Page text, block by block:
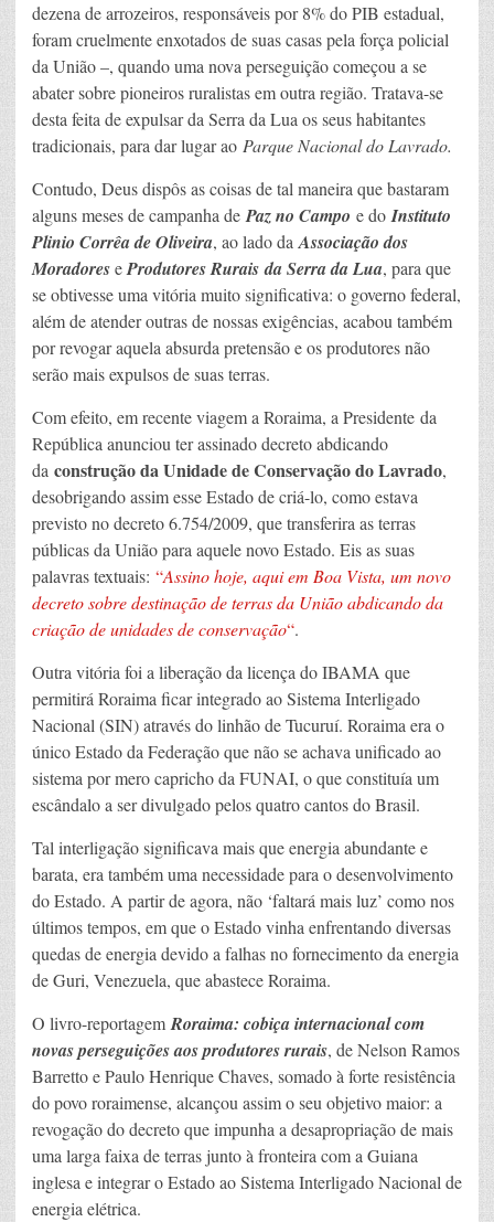
dezena de arrozeiros, responsáveis por 8% do PIB estadual,
foram cruelmente enxotados de suas casas pela força policial
da União –, quando uma nova perseguição começou a se
abater sobre pioneiros ruralistas em outra região. Tratava-se
desta feita de expulsar da Serra da Lua os seus habitantes
tradicionais, para dar lugar ao Parque Nacional do Lavrado.
Contudo, Deus dispôs as coisas de tal maneira que bastaram
alguns meses de campanha dePaz no Campo e doInstituto
Plinio Corrêa de Oliveira, ao lado daAssociação dos
MoradoreseProdutores Rurais da Serra da Lua, para que
se obtivesse uma vitória muito significativa: o governo federal,
além de atender outras de nossas exigências, acabou também
por revogar aquela absurda pretensão e os produtores não
serão mais expulsos de suas terras.
Com efeito, em recente viagem a Roraima, a Presidente da
República anunciou ter assinado decreto abdicando
da construção da Unidade de Conservação do Lavrado,
desobrigando assim esse Estado de criá-lo, como estava
previsto no decreto 6.754/2009, que transferira as terras
públicas da União para aquele novo Estado. Eis as suas
palavras textuais: “Assino hoje, aqui em Boa Vista, um novo
decreto sobre destinação de terras da União abdicando da
criação de unidades de conservação“.
Outra vitória foi a liberação da licença do IBAMA que
permitirá Roraima ficar integrado ao Sistema Interligado
Nacional (SIN) através do linhão de Tucuruí. Roraima era o
único Estado da Federação que não se achava unificado ao
sistema por mero capricho da FUNAI, o que constituía um
escândalo a ser divulgado pelos quatro cantos do Brasil.
Tal interligação significava mais que energia abundante e
barata, era também uma necessidade para o desenvolvimento
do Estado. A partir de agora, não ‘faltará mais luz’ como nos
últimos tempos, em que o Estado vinha enfrentando diversas
quedas de energia devido a falhas no fornecimento da energia
de Guri, Venezuela, que abastece Roraima.
O livro-reportagemRoraima: cobiça internacional com
novas perseguições aos produtores rurais, de Nelson Ramos
Barretto e Paulo Henrique Chaves, somado à forte resistência
do povo roraimense, alcançou assim o seu objetivo maior: a
revogação do decreto que impunha a desapropriação de mais
uma larga faixa de terras junto à fronteira com a Guiana
inglesa e integrar o Estado ao Sistema Interligado Nacional de
energia elétrica.